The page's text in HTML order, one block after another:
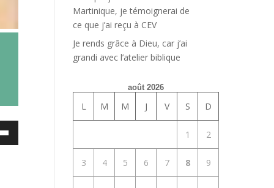
Martinique, je témoignerai de
ce que j’ai reçu à CEV
Je rends grâce à Dieu, car j’ai
grandi avec l’atelier biblique
août 2026
L M M J V S D
1 2
3 4 5 6 7 8 9